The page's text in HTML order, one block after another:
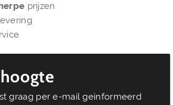
prijzen
graag per e-mail geïnformeerd